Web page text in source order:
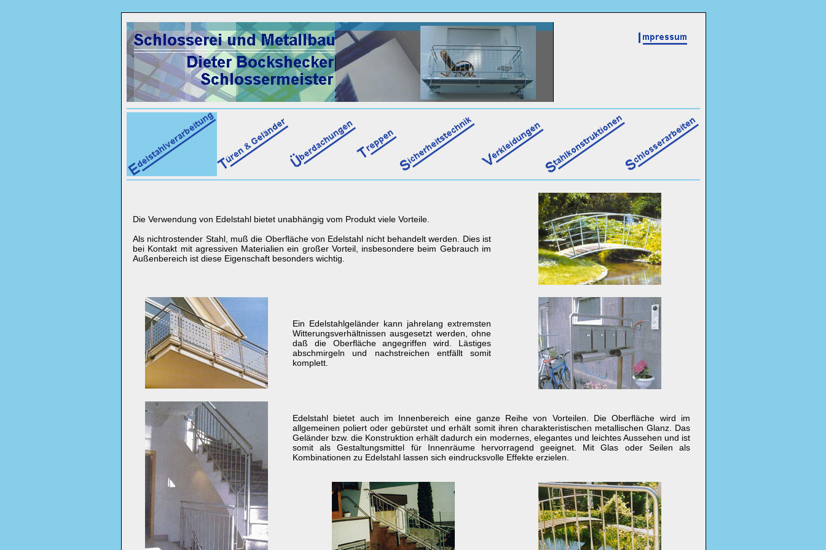
Die Verwendung von Edelstahl bietet unabhängig vom Produkt viele Vorteile.
Als nichtrostender Stahl, muß die Oberfläche von Edelstahl nicht behandelt werden. Dies ist
bei Kontakt mit agressiven Materialien ein großer Vorteil, insbesondere beim Gebrauch im
Außenbereich ist diese Eigenschaft besonders wichtig.
Ein Edelstahlgeländer kann jahrelang extremsten
Witterungsverhältnissen ausgesetzt werden, ohne
daß die Oberfläche angegriffen wird. Lästiges
abschmirgeln und nachstreichen entfällt somit
komplett.
Edelstahl bietet auch im Innenbereich eine ganze Reihe von Vorteilen. Die Oberfläche wird im
allgemeinen poliert oder gebürstet und erhält somit ihren charakteristischen metallischen Glanz. Das
Geländer bzw. die Konstruktion erhält dadurch ein modernes, elegantes und leichtes Aussehen und ist
somit als Gestaltungsmittel für Innenräume hervorragend geeignet. Mit Glas oder Seilen als
Kombinationen zu Edelstahl lassen sich eindrucksvolle Effekte erzielen.